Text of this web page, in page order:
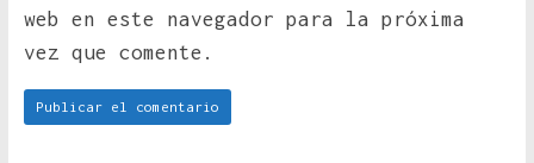
web en este navegador para la próxima
vez que comente.